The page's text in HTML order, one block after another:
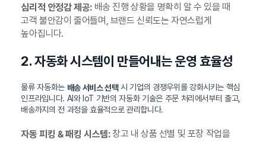
심리적 안정감 제공:배송 진행 상황을 명확히 알 수 있을 때
고객 불안감이 줄어들며, 브랜드 신뢰도는 자연스럽게
높아집니다.
2. 자동화 시스템이 만들어내는 운영 효율성
물류 자동화는 배송 서비스 선택시 기업의 경쟁우위를 강화시키는 핵심
인프라입니다. AI와 IoT 기반의 자동화 기술은 주문 처리에서부터 출고,
배송까지의 전 과정을 효율적으로 관리합니다.
자동 피킹 & 패킹 시스템:창고 내 상품 선별 및 포장 작업을